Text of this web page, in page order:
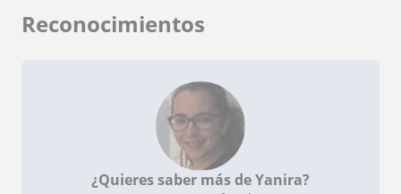
Reconocimientos
¿Quieres saber más de Yanira?